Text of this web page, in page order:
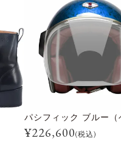
¥226,600(税込)